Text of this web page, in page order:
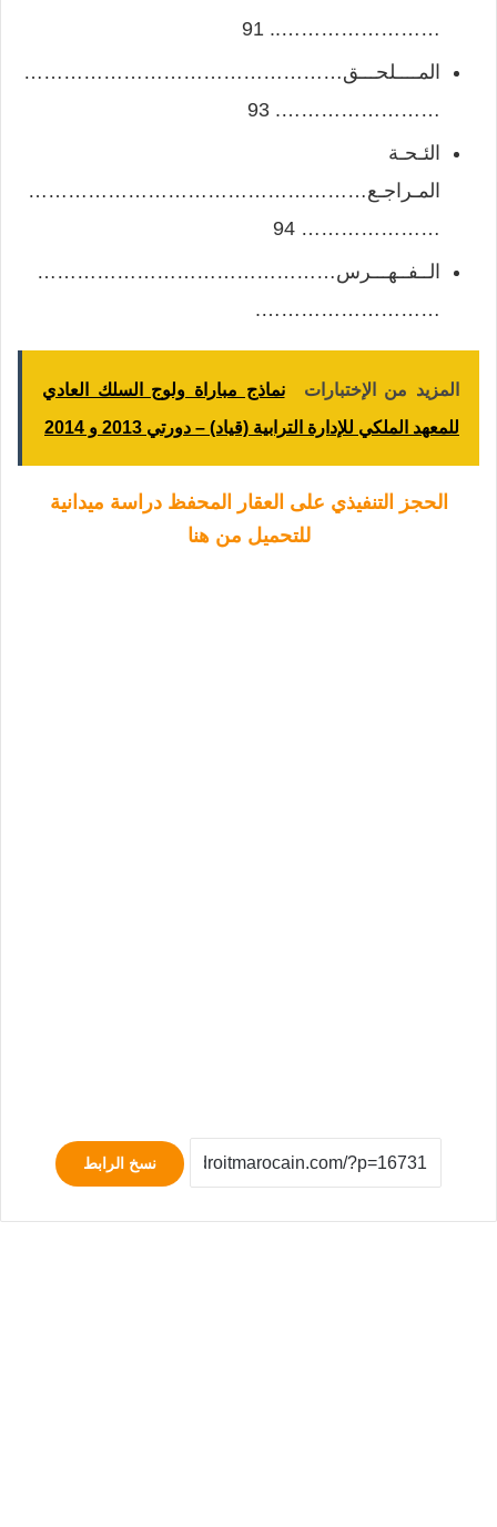
…………………….. 91
المــــلحـــق…………………………………………
……………………. 93
الئـحـة
المـراجـع……………………………………………
………………… 94
الــفــهـــرس………………………………………
……………………….
المزيد من الإختبارات
نماذج مباراة ولوج السلك العادي
للمعهد الملكي للإدارة الترابية (قياد) – دورتي 2013 و 2014
الحجز التنفيذي على العقار المحفظ دراسة ميدانية
للتحميل من هنا
نسخ الرابط